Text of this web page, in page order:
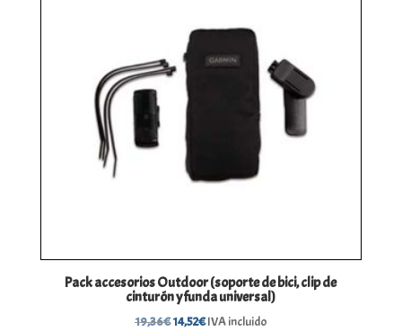
Pack accesorios Outdoor (soporte de bici, clip de
cinturón y funda universal)
19,36€El
14,52€ElIVA incluido